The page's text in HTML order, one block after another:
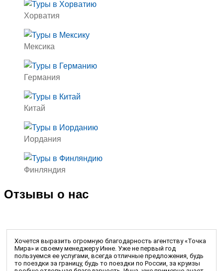
Хорватия
Мексика
Германия
Китай
Иордания
Финляндия
Отзывы о нас
Хочется выразить огромную благодарность агентству «Точка
Мира» и своему менеджеру Инне. Уже не первый год
пользуемся ее услугами, всегда отличные предложения, будь
то поездки за границу, будь то поездки по России, за круизы